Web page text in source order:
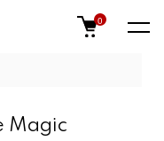
0
Magic